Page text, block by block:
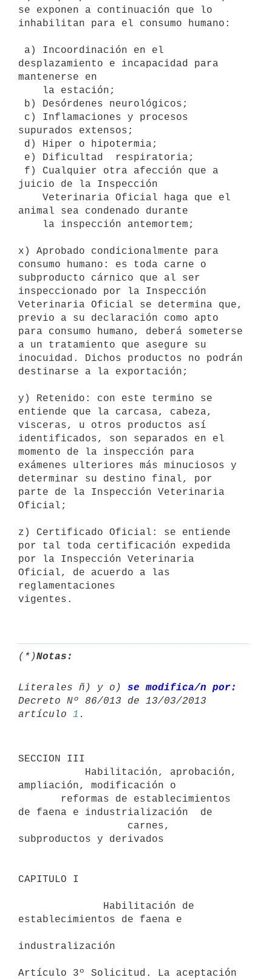
se exponen a continuación que lo
inhabilitan para el consumo humano:
desplazamiento e incapacidad para
mantenerse en
supurados extensos;
juicio de la Inspección
animal sea condenado durante
x) Aprobado condicionalmente para
consumo humano: es toda carne o
subproducto cárnico que al ser
inspeccionado por la Inspección
Veterinaria Oficial se determina que,
previo a su declaración como apto
para consumo humano, deberá someterse
a un tratamiento que asegure su
inocuidad. Dichos productos no podrán
destinarse a la exportación;
y) Retenido: con este termino se
entiende que la carcasa, cabeza,
visceras, u otros productos así
identificados, son separados en el
momento de la inspección para
exámenes ulteriores más minuciosos y
determinar su destino final, por
parte de la Inspección Veterinaria
Oficial;
z) Certificado Oficial: se entiende
por tal toda certificación expedida
por la Inspección Veterinaria
Oficial, de acuerdo a las
reglamentaciones
vigentes.
(*)Notas:
Literales ñ) y o) se modifica/n por:
Decreto Nº 86/013 de 13/03/2013
artículo 1
SECCION III
ampliación, modificación o
de faena e industrialización  de
subproductos y derivados
CAPITULO I
establecimientos de faena e
industralización
Artículo 3º Solicitud. La aceptación